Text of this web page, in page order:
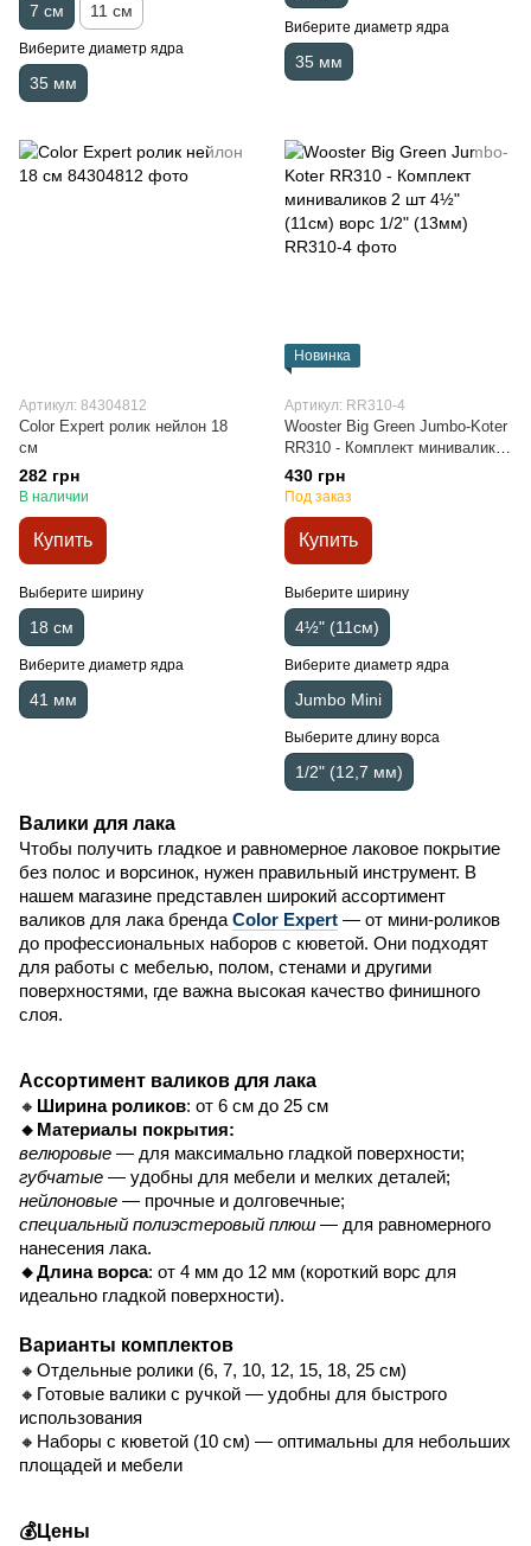
7 см 11 см
Виберите диаметр ядра
35 мм
Виберите диаметр ядра
35 мм
Артикул: 84304812
Color Expert ролик нейлон 18
см
282 грн
В наличии
Купить
Выберите ширину
18 см
Виберите диаметр ядра
41 мм
Новинка
Артикул: RR310-4
Wooster Big Green Jumbo-Koter
RR310 - Комплект миниваликов
2 шт 4½" (11см) ворс 1/2"
(13мм)
430 грн
Под заказ
Купить
Выберите ширину
4½" (11см)
Виберите диаметр ядра
Jumbo Mini
Выберите длину ворса
1/2" (12,7 мм)
Валики для лака
Чтобы получить гладкое и равномерное лаковое покрытие
без полос и ворсинок, нужен правильный инструмент. В
нашем магазине представлен широкий ассортимент
валиков для лака бренда Color Expert — от мини-роликов
до профессиональных наборов с кюветой. Они подходят
для работы с мебелью, полом, стенами и другими
поверхностями, где важна высокая качество финишного
слоя.
Ассортимент валиков для лака
🔸 Ширина роликов: от 6 см до 25 см
🔸Материалы покрытия:
велюровые — для максимально гладкой поверхности;
губчатые — удобны для мебели и мелких деталей;
нейлоновые — прочные и долговечные;
специальный полиэстеровый плюш — для равномерного
нанесения лака.
🔸Длина ворса: от 4 мм до 12 мм (короткий ворс для
идеально гладкой поверхности).
Варианты комплектов
🔸Отдельные ролики (6, 7, 10, 12, 15, 18, 25 см)
🔸Готовые валики с ручкой — удобны для быстрого
использования
🔸Наборы с кюветой (10 см) — оптимальны для небольших
площадей и мебели
💰Цены